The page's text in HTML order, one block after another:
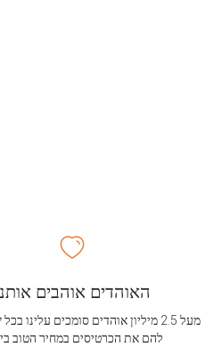
האוהדים אוהבים
מעל 2.5 מיליון אוהדים סומכים עלינו
להם את הכרטיסים במחיר הטוב